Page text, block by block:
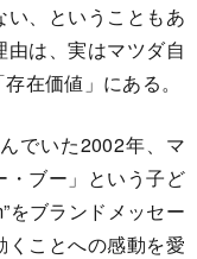
い、ということもあ
は、実はマツダ自
在価値」にある。
でいた2002年、マ
・ブー」という子ど
をブランドメッセー
くことへの感動を愛